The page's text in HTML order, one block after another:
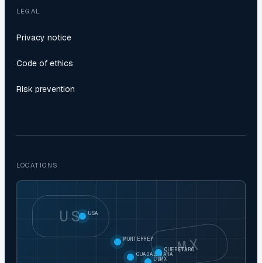
LEGAL
Privacy notice
Code of ethics
Risk prevention
LOCATIONS
US
MX
USA
MONTERREY
GUADALAJARA
CDMX
QUERETARO